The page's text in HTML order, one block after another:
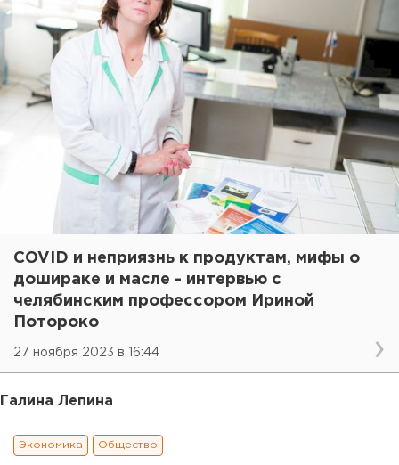
COVID и неприязнь к продуктам, мифы о
дошираке и масле - интервью с
челябинским профессором Ириной
Потороко
27 ноября 2023 в 16:44
Галина Лепина
Экономика Общество